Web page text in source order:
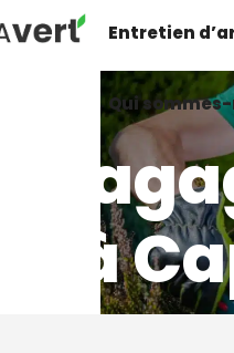
Entretien
Qui
à